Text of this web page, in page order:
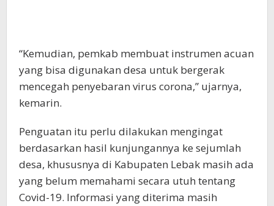
“Kemudian, pemkab membuat instrumen acuan
yang bisa digunakan desa untuk bergerak
mencegah penyebaran virus corona,” ujarnya,
kemarin.
Penguatan itu perlu dilakukan mengingat
berdasarkan hasil kunjungannya ke sejumlah
desa, khususnya di Kabupaten Lebak masih ada
yang belum memahami secara utuh tentang
Covid-19. Informasi yang diterima masih